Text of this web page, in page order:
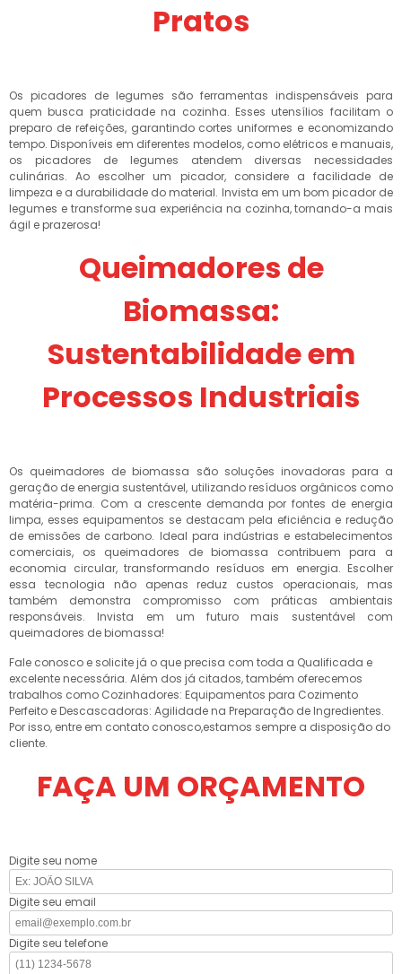
Pratos
Os picadores de legumes são ferramentas indispensáveis para
quem busca praticidade na cozinha. Esses utensílios facilitam o
preparo de refeições, garantindo cortes uniformes e economizando
tempo. Disponíveis em diferentes modelos, como elétricos e manuais,
os picadores de legumes atendem diversas necessidades
culinárias. Ao escolher um picador, considere a facilidade de
limpeza e a durabilidade do material. Invista em um bom picador de
legumes e transforme sua experiência na cozinha, tornando-a mais
ágil e prazerosa!
Queimadores de
Biomassa:
Sustentabilidade em
Processos Industriais
Os queimadores de biomassa são soluções inovadoras para a
geração de energia sustentável, utilizando resíduos orgânicos como
matéria-prima. Com a crescente demanda por fontes de energia
limpa, esses equipamentos se destacam pela eficiência e redução
de emissões de carbono. Ideal para indústrias e estabelecimentos
comerciais, os queimadores de biomassa contribuem para a
economia circular, transformando resíduos em energia. Escolher
essa tecnologia não apenas reduz custos operacionais, mas
também demonstra compromisso com práticas ambientais
responsáveis. Invista em um futuro mais sustentável com
queimadores de biomassa!
Fale conosco e solicite já o que precisa com toda a Qualificada e
excelente necessária. Além dos já citados, também oferecemos
trabalhos como Cozinhadores: Equipamentos para Cozimento
Perfeito e Descascadoras: Agilidade na Preparação de Ingredientes.
Por isso, entre em contato conosco,estamos sempre a disposição do
cliente.
FAÇA UM ORÇAMENTO
Digite seu nome
Digite seu email
Digite seu telefone